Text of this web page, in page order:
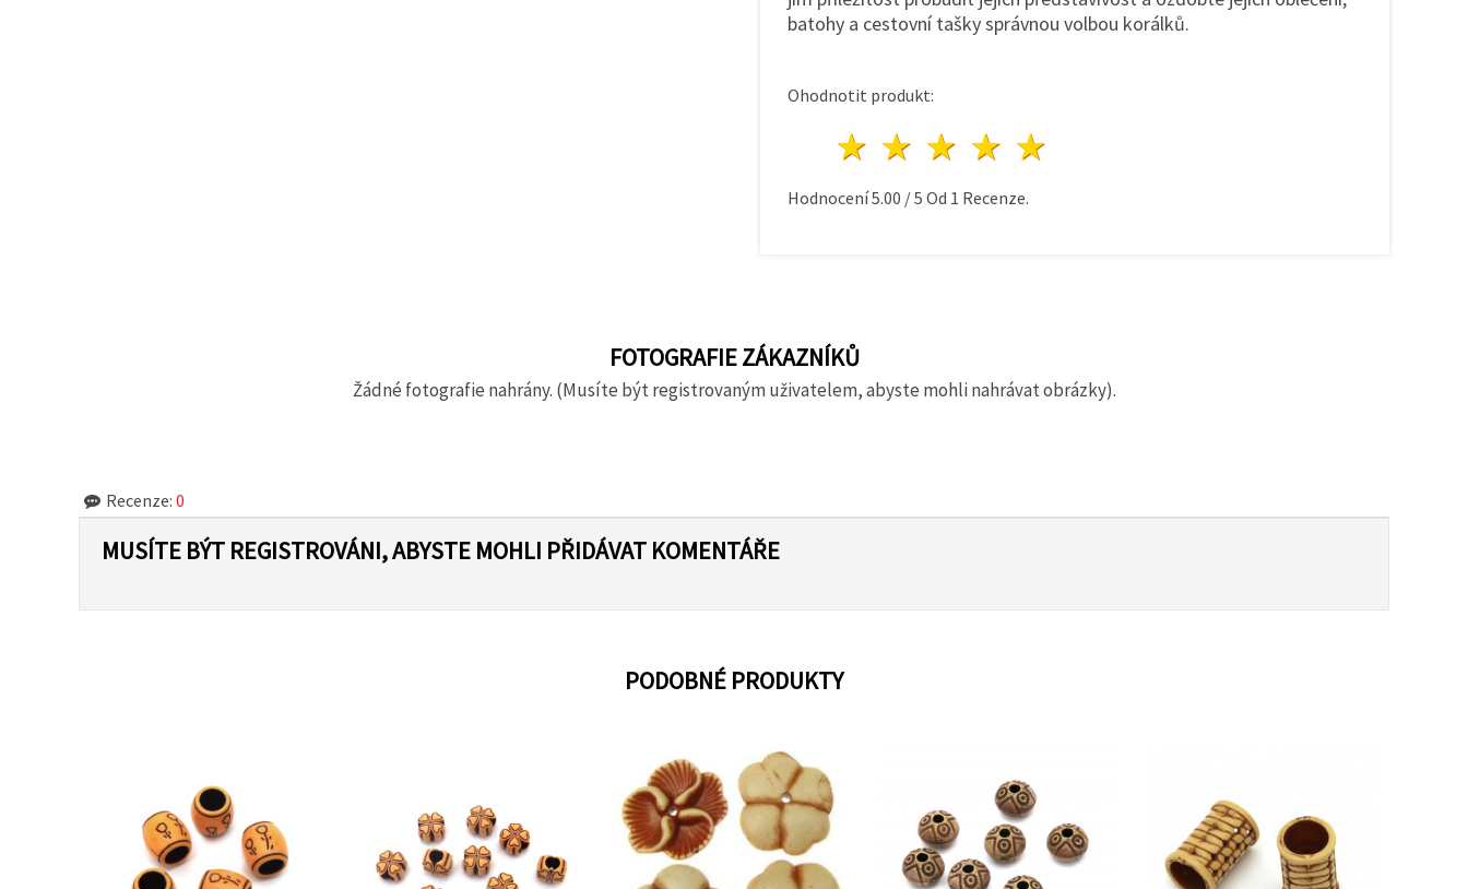
batohy a cestovní tašky správnou volbou korálků.
Ohodnotit produkt:
4 hvězdy
3 hvězdy
2 hvězdy
1 hvězda
Hodnocení5.00 /5 Od 1 Recenze.
FOTOGRAFIE ZÁKAZNÍKŮ
Žádné fotografie nahrány. (Musíte být registrovaným uživatelem, abyste mohli nahrávat obrázky).
Recenze: 0
MUSÍTE BÝT REGISTROVÁNI, ABYSTE MOHLI PŘIDÁVAT KOMENTÁŘE
PODOBNÉ PRODUKTY